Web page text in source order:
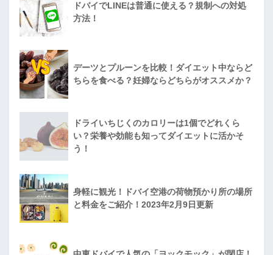
ドバイでLINEは普通に使える？規制への対処
方法！
デーツとプルーンを比較！ダイエット中ならど
ちらを食べる？妊婦ならどちらがオススメか？
ドライいちじくのカロリーは1個でどれくら
い？栄養や効能も知ってダイエットに活かそ
う！
身軽に観光！ドバイ空港の荷物預かり所の場所
と料金をご紹介！2023年2月9日更新